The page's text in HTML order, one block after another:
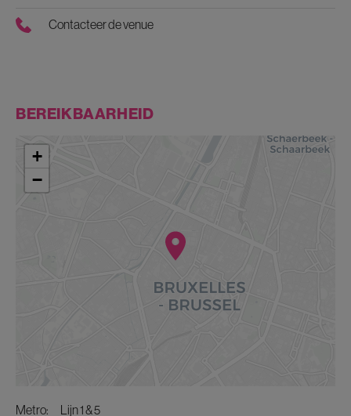
Contacteer de venue
BEREIKBAARHEID
+
−
metro: Lijn 1 & 5